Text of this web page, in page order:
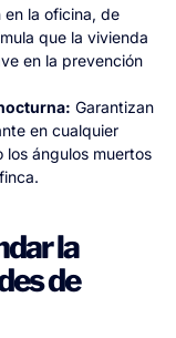
en la oficina, de
que la vivienda
en la prevención
Garantizan
en cualquier
los ángulos muertos
la
de